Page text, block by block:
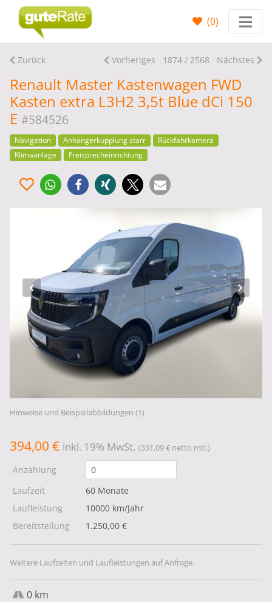
(0)
Zurück Vorheriges 1874 / 2568 Nächstes
Renault Master Kastenwagen FWD
Kasten extra L3H2 3,5t Blue dCi 150
E #584526
Navigation Anhängerkupplung starr
Rückfahrkamera
Klimaanlage
Freisprecheinrichtung
Hinweise und Beispielabbildungen (1)
394,00 € inkl. 19% MwSt. (331,09 € netto mtl.)
Anzahlung
Laufzeit
60 Monate
Laufleistung
10000 km/Jahr
Bereitstellung
1.250,00 €
Weitere Laufzeiten und Laufleistungen auf Anfrage.
0 km